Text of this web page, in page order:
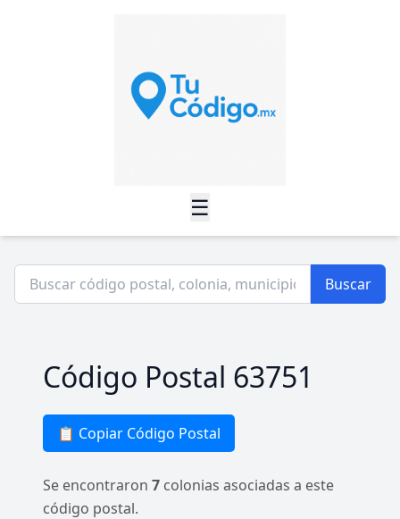
☰
Buscar
Código Postal 63751
📋 Copiar Código Postal
Se encontraron 7 colonias asociadas a este
código postal.